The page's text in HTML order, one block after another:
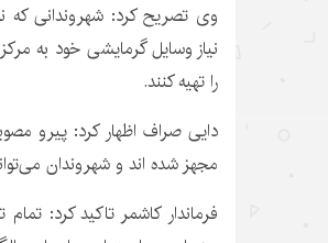
وی تصریح کرد: شهروندانی که
نیاز وسایل گرمایشی خود به
را تهیه کنند.
مجهز شده اندو شهروندان
فرماندار کاشمر تاکید کرد: